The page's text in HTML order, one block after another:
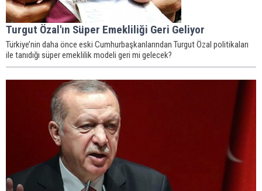
Turgut Özal'ın Süper Emekliliği Geri Geliyor
Türkiye’nin daha önce eski Cumhurbaşkanlarından Turgut Özal politikaları
ile tanıdığı süper emeklilik modeli geri mi gelecek?